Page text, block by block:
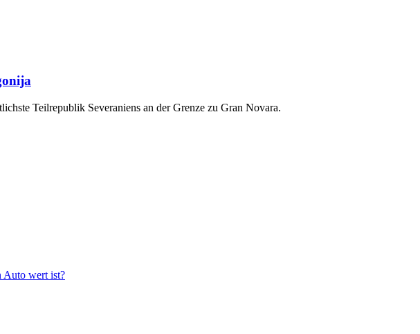
Teilrepublik Severaniens an der Grenze zu Gran Novara.
Auto wert ist?